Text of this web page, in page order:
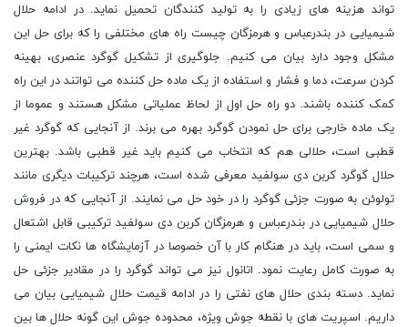
تواند هزینه های زیادی را به تولید کنندگان تحمیل نماید. در ادامه حلال
شیمیایی در بندرعباس و هرمزگان چیست راه های مختلفی را که برای حل این
مشکل وجود دارد بیان می کنیم. جلوگیری از تشکیل گوگرد عنصری، بهینه
کردن سرعت، دما و فشار و استفاده از یک ماده حل کننده می تواتند در این راه
کمک کننده باشند. دو راه حل اول از لحاظ عملیاتی مشکل هستند و عموما از
یک ماده خارجی برای حل نمودن گوگرد بهره می برند. از آنجایی که گوگرد غیر
قطبی است، حلالی هم که انتخاب می کنیم باید غیر قطبی باشد. بهترین
حلال گوگرد کربن دی سولفید معرفی شده است، هرچند ترکیبات دیگری مانند
تولوئن به صورت جزئی گوگرد را در خود حل می نمایند. از آنجایی که در فروش
حلال شیمیایی در بندرعباس و هرمزگان کربن دی سولفید ترکیبی قابل اشتعال
و سمی است، باید در هنگام کار با آن خصوصا در آزمایشگاه ها نکات ایمنی را
به صورت کامل رعایت نمود. اتانول نیز می تواند گوگرد را در مقادیر جزئی حل
نماید. دسته بندی حلال های نفتی را در ادامه قیمت حلال شیمیایی بیان می
داریم. اسپریت های با نقطه جوش ویژه، محدوده جوش این گونه حلال ها بین